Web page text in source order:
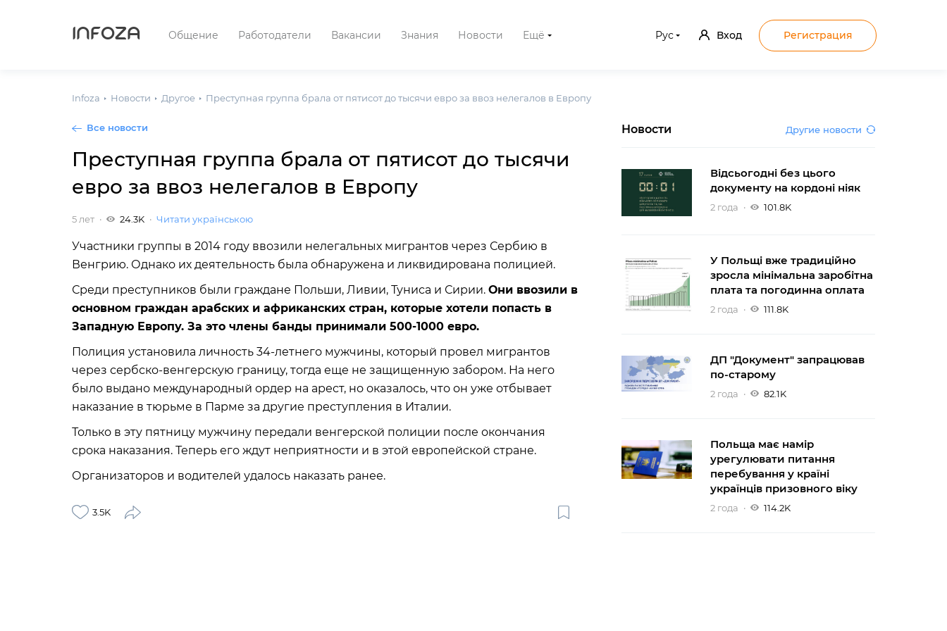
INFOZA Общение Работодатели Вакансии Знания Новости Ещё Рус Вход Регистрация
Infoza Новости Другое Преступная группа брала от пятисот до тысячи евро за ввоз нелегалов в Европу
Все новости
Преступная группа брала от пятисот до тысячи
евро за ввоз нелегалов в Европу
5 лет 24.3K Читати українською
Участники группы в 2014 году ввозили нелегальных мигрантов через Сербию в
Венгрию. Однако их деятельность была обнаружена и ликвидирована полицией.
Среди преступников были граждане Польши, Ливии, Туниса и Сирии. Они ввозили в
основном граждан арабских и африканских стран, которые хотели попасть в
Западную Европу. За это члены банды принимали 500-1000 евро.
Полиция установила личность 34-летнего мужчины, который провел мигрантов
через сербско-венгерскую границу, тогда еще не защищенную забором. На него
было выдано международный ордер на арест, но оказалось, что он уже отбывает
наказание в тюрьме в Парме за другие преступления в Италии.
Только в эту пятницу мужчину передали венгерской полиции после окончания
срока наказания. Теперь его ждут неприятности и в этой европейской стране.
Организаторов и водителей удалось наказать ранее.
3.5K
Новости Другие новости
Відсьогодні без цього
документу на кордоні ніяк
2 года 101.8K
У Польщі вже традиційно
зросла мінімальна заробітна
плата та погодинна оплата
2 года 111.8K
ДП "Документ" запрацював
по-старому
2 года 82.1K
Польща має намір
урегулювати питання
перебування у країні
українців призовного віку
2 года 114.2K